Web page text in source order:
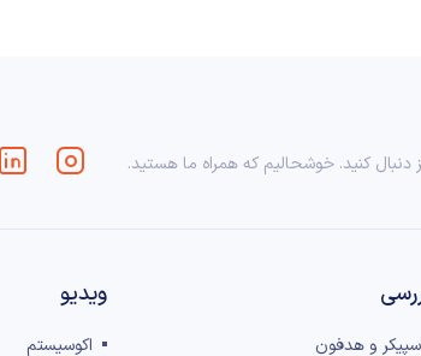
دنبال کنید. خوشحالیم که همراه ما هستید.
و هدفون
ویدیو
اکوسیستم